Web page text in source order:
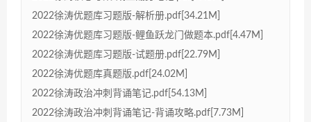
2022徐涛优题库习题版-解析册.pdf[34.21M]
2022徐涛优题库习题版-鲤鱼跃龙门做题本.pdf[4.47M]
2022徐涛优题库习题版-试题册.pdf[22.79M]
2022徐涛优题库真题版.pdf[24.02M]
2022徐涛政治冲刺背诵笔记.pdf[54.13M]
2022徐涛政治冲刺背诵笔记-背诵攻略.pdf[7.73M]